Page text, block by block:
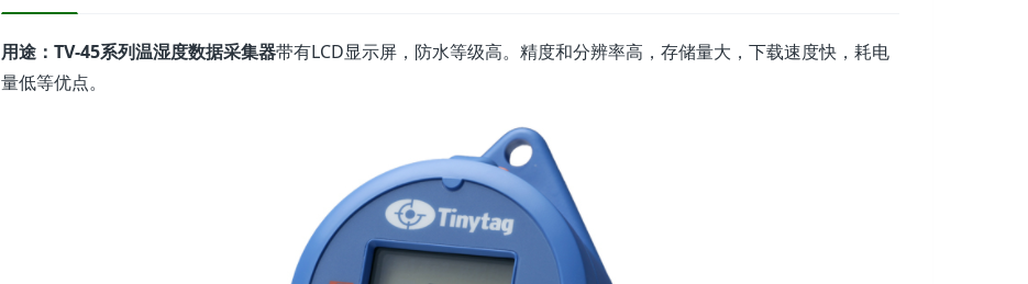
用途：TV-45系列温湿度数据采集器带有LCD显示屏，防水等级高。精度和分辨率高，存储量大，下载速度快，耗电
量低等优点。